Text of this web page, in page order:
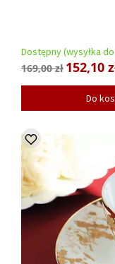
Dostępny (wysyłka do
169,00 zł 152,10
Do